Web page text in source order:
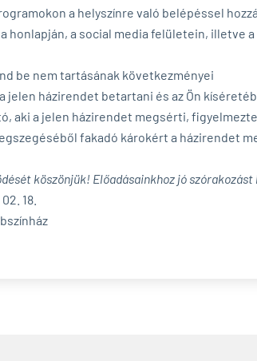
a helyszínre való belépéssel
honlapján, a social media felületein, illetve
be nem tartásának következményei
jelen házirendet betartani és az Ön
aki a jelen házirendet megsérti,
fakadó károkért a házirendet
köszönjük! Előadásainkhoz jó szórakozást
18.